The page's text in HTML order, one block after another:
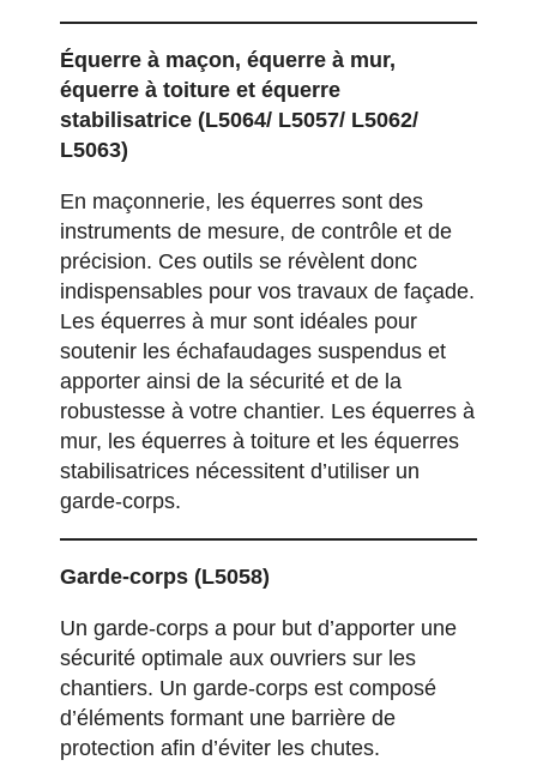
Équerre à maçon, équerre à mur,
équerre à toiture et équerre
stabilisatrice (L5064/ L5057/ L5062/
L5063)
En maçonnerie, les équerres sont des
instruments de mesure, de contrôle et de
précision. Ces outils se révèlent donc
indispensables pour vos travaux de façade.
Les équerres à mur sont idéales pour
soutenir les échafaudages suspendus et
apporter ainsi de la sécurité et de la
robustesse à votre chantier. Les équerres à
mur, les équerres à toiture et les équerres
stabilisatrices nécessitent d’utiliser un
garde-corps.
Garde-corps (L5058)
Un garde-corps a pour but d’apporter une
sécurité optimale aux ouvriers sur les
chantiers. Un garde-corps est composé
d’éléments formant une barrière de
protection afin d’éviter les chutes.